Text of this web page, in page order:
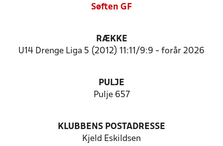
Søften GF
RÆKKE
U14 Drenge Liga 5 (2012) 11:11/9:9 - forår 2026
PULJE
Pulje 657
KLUBBENS POSTADRESSE
Kjeld Eskildsen